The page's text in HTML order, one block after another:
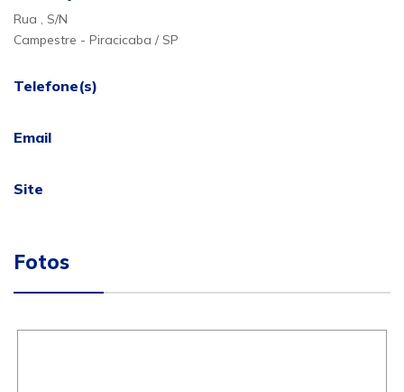
Rua , S/N
Campestre - Piracicaba / SP
Telefone(s)
Email
Site
Fotos